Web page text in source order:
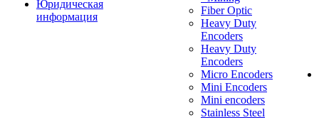
Юридическая
информация
Fiber Optic
Heavy Duty
Encoders
Heavy Duty
Encoders
Micro Encoders
Mini Encoders
Mini encoders
Stainless Steel